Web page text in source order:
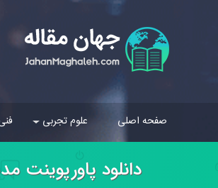
صفحه اصلی علوم تجربی
دانلود پاورپوینت